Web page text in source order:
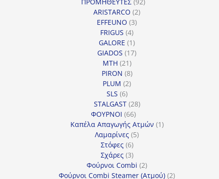
ARISTARCO 22
EFFEUNO 33
FRIGUS 44
προϊόντα
GALORE 11
προϊόν
GIADOS 1717
MTH 2121
προϊόντα
PIRON 88
προϊόντα
PLUM 22
SLS 66
προϊόντα
STALGAST 2828
ΦΟΥΡΝΟΙ 6666
προϊόντα
Καπέλα Απαγωγής Ατμών 11
Λαμαρίνες 55
Στόφες 66
προϊόντα
Σχάρες 33
προϊόντα
Φούρνοι Combi 22
προϊόντα
Φούρνοι Combi Steamer (Ατμού) 22